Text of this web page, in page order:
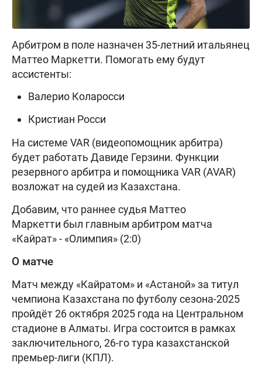
Арбитром в поле назначен 35-летний итальянец
Маттео Маркетти. Помогать ему будут
ассистенты:
Валерио Коларосси
Кристиан Росси
На системе VAR (видеопомощник арбитра)
будет работать Давиде Герзини. Функции
резервного арбитра и помощника VAR (AVAR)
возложат на судей из Казахстана.
Добавим, что раннее судья Маттео
Маркетти был главным арбитром матча
«Кайрат» - «Олимпия» (2:0)
О матче
Матч между «Кайратом» и «Астаной» за титул
чемпиона Казахстана по футболу сезона-2025
пройдёт 26 октября 2025 года на Центральном
стадионе в Алматы. Игра состоится в рамках
заключительного, 26-го тура казахстанской
премьер-лиги (КПЛ).